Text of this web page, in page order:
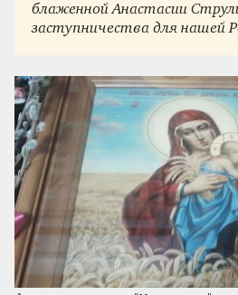
блаженной Анастасии
заступничества для нашей